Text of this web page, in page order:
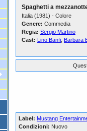
Spaghetti a
Italia (1981) - Colore
Genere: Commedia
Regia: Sergio Martino
Cast: Lino Banfi Barbara
Label: Mustang
Condizioni: Nuovo